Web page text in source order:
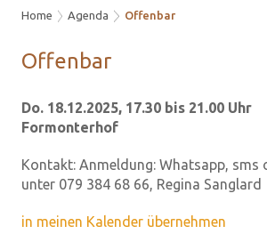
Home Agenda Offenbar
Of­fen­bar
Do. 18.12.2025, 17.30 bis 21.00 Uhr
Formonterhof
Kontakt: Anmeldung: Whatsapp, sms
unter 079 384 68 66, Regina Sanglard
in meinen Kalender übernehmen